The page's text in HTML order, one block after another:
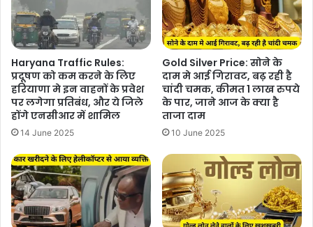
Haryana Traffic Rules:
प्रदूषण को कम करने के लिए
हरियाणा मे इन वाहनों के प्रवेश
पर लगेगा प्रतिबंध, और ये जिले
होंगे एनसीआर में शामिल
14 June 2025
Gold Silver Price: सोने के
दाम मे आई गिरावट, बढ़ रही है
चांदी चमक, कीमत 1 लाख रुपये
के पार, जाने आज के क्या है
ताजा दाम
10 June 2025